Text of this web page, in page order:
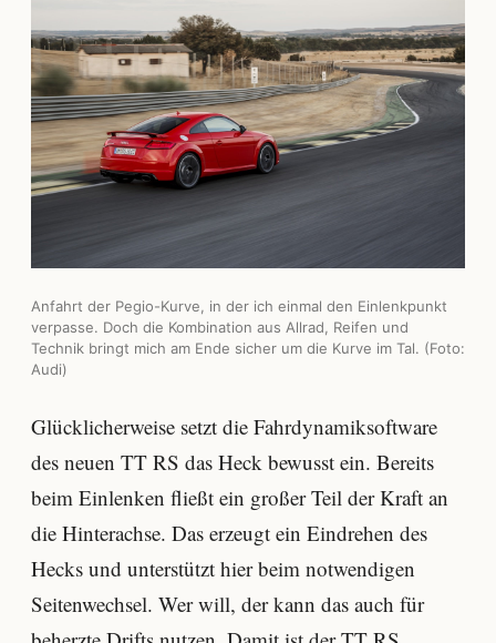
Anfahrt der Pegio-Kurve, in der ich einmal den Einlenkpunkt
verpasse. Doch die Kombination aus Allrad, Reifen und
Technik bringt mich am Ende sicher um die Kurve im Tal. (Foto:
Audi)
Glücklicherweise setzt die Fahrdynamiksoftware
des neuen TT RS das Heck bewusst ein. Bereits
beim Einlenken fließt ein großer Teil der Kraft an
die Hinterachse. Das erzeugt ein Eindrehen des
Hecks und unterstützt hier beim notwendigen
Seitenwechsel. Wer will, der kann das auch für